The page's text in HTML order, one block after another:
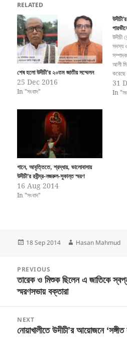
RELATED
শেষ হলো উদীচী’র ২০তম জাতীয় সম্মেলন
25 Dec 2016
In "সংবাদ"
উদীচী
সদস্য
আলী
করেছে
শোক
31
In
গানে, আবৃত্তিতে, শ্রদ্ধায়, ভালোবাসায়
উদীচী’র রবীন্দ্র-নজরুল-সুকান্ত স্মরণ
16 Aug 2014
In "সংবাদ"
Posted
18 Sep 2014 Author
Hasan Mahmud
navigation
PREVIOUS
Previous
post:
তারেক ও মিশুক ছিলেন এ জাতিকে
স্মরণসভায় বক্তারা
NEXT
Next
নোয়াখালীতে উদীচী’র আয়োজনে ‘সঙ্গীত